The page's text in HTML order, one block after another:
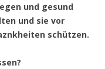
und gesund
und sie vor
schützen.